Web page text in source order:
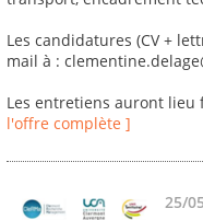
Les candidatures (CV +
mail à :
Les entretiens auront
l'offre complète ]
25/